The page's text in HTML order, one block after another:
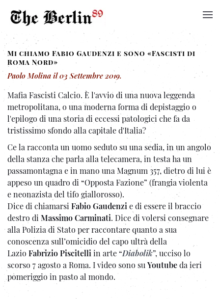
Mi chiamo Fabio Gaudenzi e sono «Fascisti di
Roma Nord»
Paolo Molina il03 Settembre 2019.
Mafia Fascisti Calcio. È l'avvio di una nuova leggenda
metropolitana, o una moderna forma di depistaggio o
l'epilogo di una storia di eccessi patologici che fa da
tristissimo sfondo alla capitale d'Italia?
Ce la racconta un uomo seduto su una sedia, in un angolo
della stanza che parla alla telecamera, in testa ha un
passamontagna e in mano una Magnum 357, dietro di lui è
appeso un quadro di “Opposta Fazione” (frangia violenta
e neonazista del tifo giallorosso).
Dice di chiamarsi Fabio Gaudenzi e di essere il braccio
destro di Massimo Carminati. Dice di volersi consegnare
alla Polizia di Stato per raccontare quanto a sua
conoscenza sull’omicidio del capo ultrà della
Lazio Fabrizio Piscitelli in arte “Diabolik”, ucciso lo
scorso 7 agosto a Roma. I video sono su Youtubeda ieri
pomeriggio in pasto al mondo.